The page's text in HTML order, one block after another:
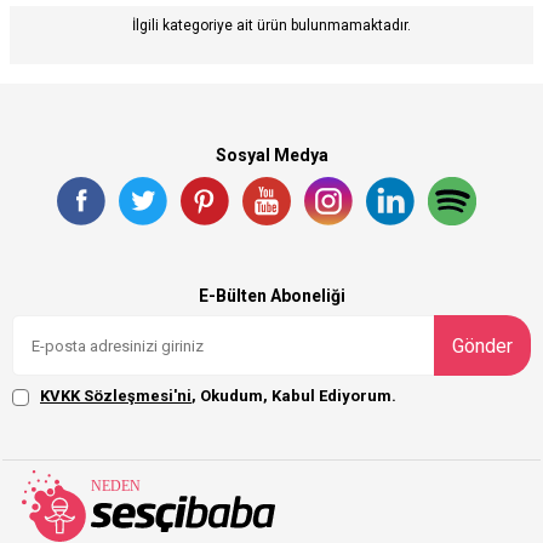
İlgili kategoriye ait ürün bulunmamaktadır.
Sosyal Medya
E-Bülten Aboneliği
Gönder
KVKK Sözleşmesi'ni, Okudum, Kabul Ediyorum.